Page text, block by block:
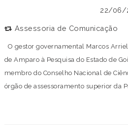
22/06/
Assessoria de Comunicação
O gestor governamental Marcos
de Amparo à Pesquisa do Estado de
membro do Conselho Nacional de
órgão de assessoramento superior da